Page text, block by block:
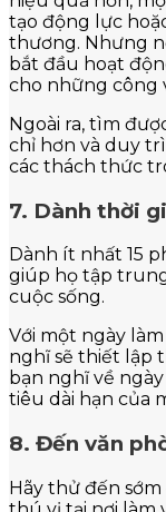
tạo động lực
thương. Nhưng
bắt đầu hoạt
cho những công
Ngoài ra, tìm
chỉ hơn và duy
các thách thức
7. Dành thời
Dành ít nhất 15
giúp họ tập
cuộc sống.
Với một ngày
nghĩ sẽ thiết lập
bạn nghĩ về
tiêu dài hạn của
8. Đến văn
Hãy thử đến